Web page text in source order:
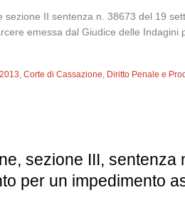
sezione II sentenza n. 38673 del 19
emessa dal Giudice delle
,Corte di Cassazione, Diritto Penale e
sezione III, sentenza
per un impedimento